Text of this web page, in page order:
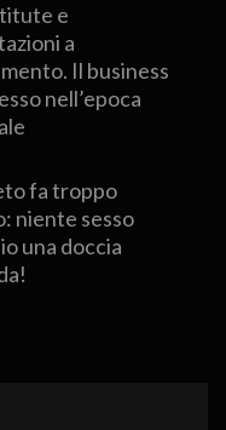
e
a
Il business
nell’epoca
fa troppo
niente sesso
una doccia